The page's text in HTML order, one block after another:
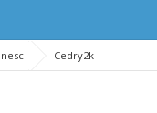
Cedry2k -